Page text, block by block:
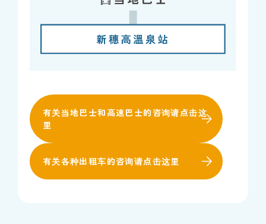
有关当地巴士和高速巴士的咨询请点击这
里
有关各种出租车的咨询请点击这里